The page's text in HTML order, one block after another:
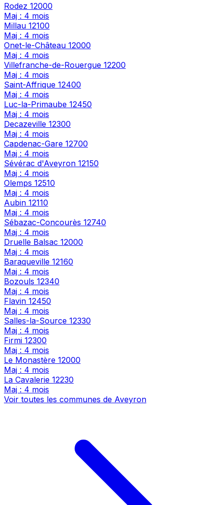
Rodez 12000
Maj : 4 mois
Millau 12100
Maj : 4 mois
Onet-le-Château 12000
Maj : 4 mois
Villefranche-de-Rouergue 12200
Maj : 4 mois
Saint-Affrique 12400
Maj : 4 mois
Luc-la-Primaube 12450
Maj : 4 mois
Decazeville 12300
Maj : 4 mois
Capdenac-Gare 12700
Maj : 4 mois
Sévérac d'Aveyron 12150
Maj : 4 mois
Olemps 12510
Maj : 4 mois
Aubin 12110
Maj : 4 mois
Sébazac-Concourès 12740
Maj : 4 mois
Druelle Balsac 12000
Maj : 4 mois
Baraqueville 12160
Maj : 4 mois
Bozouls 12340
Maj : 4 mois
Flavin 12450
Maj : 4 mois
Salles-la-Source 12330
Maj : 4 mois
Firmi 12300
Maj : 4 mois
Le Monastère 12000
Maj : 4 mois
La Cavalerie 12230
Maj : 4 mois
Voir toutes les communes de Aveyron